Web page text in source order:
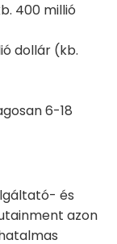
400 millió
dollár (kb.
6-18
és
azon